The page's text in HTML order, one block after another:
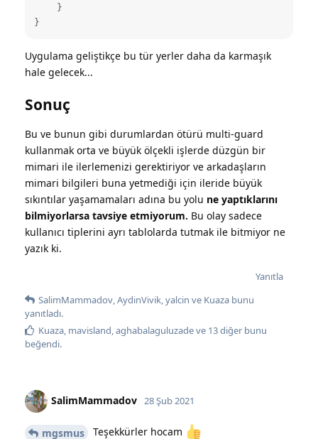
    }
}
Uygulama geliştikçe bu tür yerler daha da karmaşık
hale gelecek...
Sonuç
Bu ve bunun gibi durumlardan ötürü multi-guard
kullanmak orta ve büyük ölçekli işlerde düzgün bir
mimari ile ilerlemenizi gerektiriyor ve arkadaşların
mimari bilgileri buna yetmediği için ileride büyük
sıkıntılar yaşamamaları adına bu yolu ne yaptıklarını
bilmiyorlarsa tavsiye etmiyorum. Bu olay sadece
kullanıcı tiplerini ayrı tablolarda tutmak ile bitmiyor ne
yazık ki.
Yanıtla
SalimMammadov,AydinVivik,yalcin ve Kuaza bunu
yanıtladı.
Kuaza, mavisland,aghabalaguluzadeve 13diğer bunu
beğendi.
SalimMammadov 28 Şub 2021
mgsmus Teşekkürler hocam